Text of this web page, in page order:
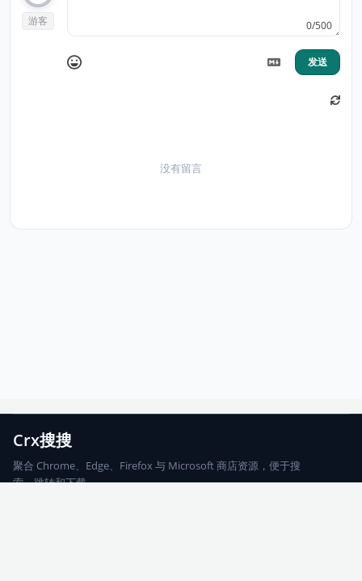
游客 0/500
发送
没有留言
Crx搜搜
聚合 Chrome、Edge、Firefox 与 Microsoft 商店资源，便于搜
索、跳转和下载。